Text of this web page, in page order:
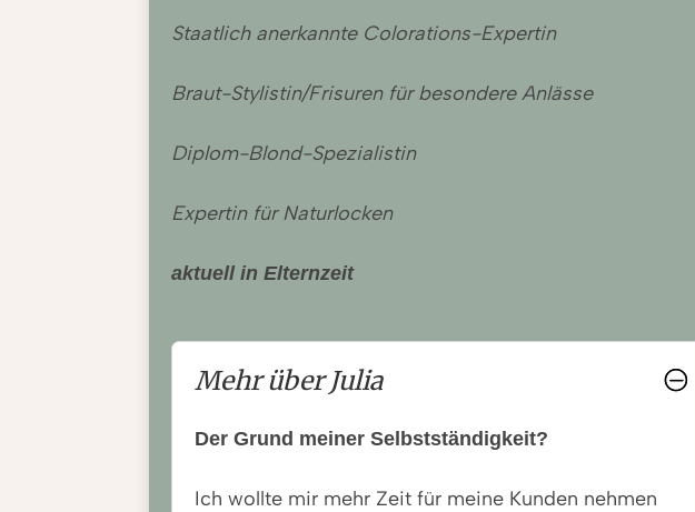
Staatlich anerkannte Colorations-Expertin
Braut-Stylistin/Frisuren für besondere Anlässe
Diplom-Blond-Spezialistin
Expertin für Naturlocken
aktuell in Elternzeit
Mehr über Julia
Der Grund meiner Selbstständigkeit?
Ich wollte mir mehr Zeit für meine Kunden nehmen